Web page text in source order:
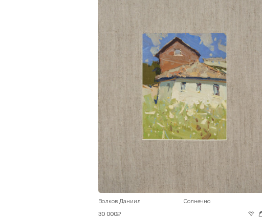
Волков Даниил Солнечно
30 000₽